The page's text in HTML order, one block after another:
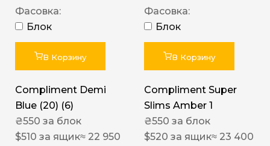
Фасовка:
Блок
В Корзину
Compliment Demi
Blue (20) (6)
₴550 за блок
$510 за ящик≈ 22 950
Фасовка:
Блок
В Корзину
Compliment Super
Slims Amber 1
₴550 за блок
$520 за ящик≈ 23 400